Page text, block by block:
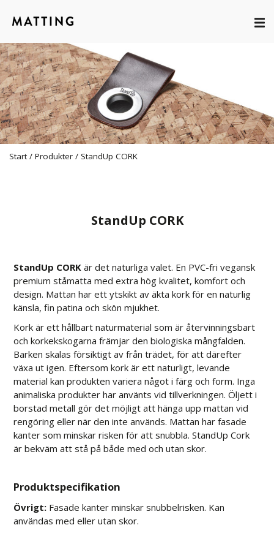
Start/ Produkter / StandUp CORK
StandUp CORK
StandUp CORKär det naturliga valet. En PVC-fri vegansk
premium ståmatta med extra hög kvalitet, komfort och
design. Mattan har ett ytskikt av äkta kork för en naturlig
känsla, fin patina och skön mjukhet.
Kork är ett hållbart naturmaterial som är återvinningsbart
och korkekskogarna främjar den biologiska mångfalden.
Barken skalas försiktigt av från trädet, för att därefter
växa ut igen. Eftersom kork är ett naturligt, levande
material kan produkten variera något i färg och form. Inga
animaliska produkter har använts vid tillverkningen. Öljett i
borstad metall gör det möjligt att hänga upp mattan vid
rengöring eller när den inte används. Mattan har fasade
kanter som minskar risken för att snubbla. StandUp Cork
är bekväm att stå på både med och utan skor.
Produktspecifikation
Övrigt: Fasade kanter minskar snubbelrisken. Kan
användas med eller utan skor.